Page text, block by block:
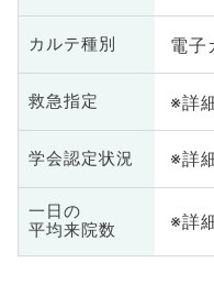
カルテ種別 電子
救急指定 ※詳
学会認定状況 ※詳
一日の
平均来院数
※詳